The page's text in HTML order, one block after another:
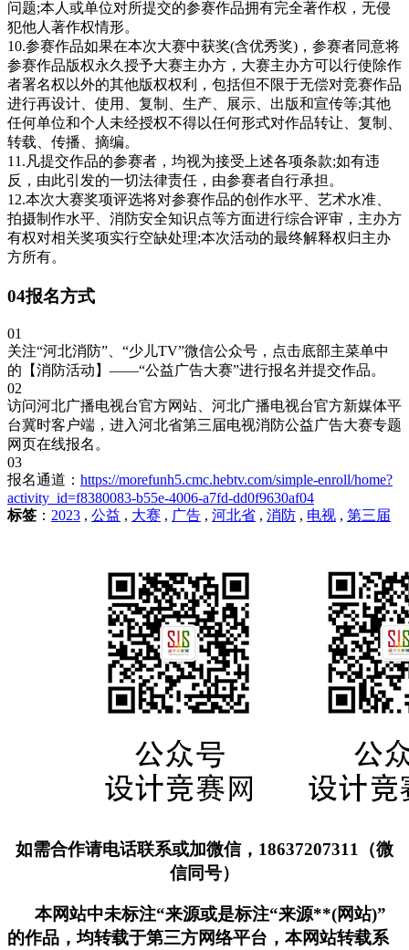
问题;本人或单位对所提交的参赛作品拥有完全著作权，无侵
犯他人著作权情形。
10.参赛作品如果在本次大赛中获奖(含优秀奖)，参赛者同意将
参赛作品版权永久授予大赛主办方，大赛主办方可以行使除作
者署名权以外的其他版权权利，包括但不限于无偿对竞赛作品
进行再设计、使用、复制、生产、展示、出版和宣传等;其他
任何单位和个人未经授权不得以任何形式对作品转让、复制、
转载、传播、摘编。
11.凡提交作品的参赛者，均视为接受上述各项条款;如有违
反，由此引发的一切法律责任，由参赛者自行承担。
12.本次大赛奖项评选将对参赛作品的创作水平、艺术水准、
拍摄制作水平、消防安全知识点等方面进行综合评审，主办方
有权对相关奖项实行空缺处理;本次活动的最终解释权归主办
方所有。
04报名方式
01
关注“河北消防”、“少儿TV”微信公众号，点击底部主菜单中
的【消防活动】——“公益广告大赛”进行报名并提交作品。
02
访问河北广播电视台官方网站、河北广播电视台官方新媒体平
台冀时客户端，进入河北省第三届电视消防公益广告大赛专题
网页在线报名。
03
报名通道： https://morefunh5.cmc.hebtv.com/simple-enroll/home?
activity_id=f8380083-b55e-4006-a7fd-dd0f9630af04
标签 ： 2023 , 公益 , 大赛 , 广告 , 河北省 , 消防 , 电视 , 第三届
如需合作请电话联系或加微信，18637207311（微
信同号）
本网站中未标注“来源或是标注“来源**(网站)”
的作品，均转载于第三方网络平台，本网站转载系